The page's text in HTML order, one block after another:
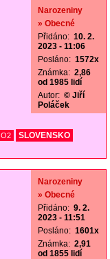
Narozeniny
» Obecné
Přidáno: 10. 2.
2023 - 11:06
Posláno: 1572x
Známka: 2,86
od 1985 lidí
Autor: © Jiří
Poláček
O2
SLOVENSKO
Narozeniny
» Obecné
Přidáno: 9. 2.
2023 - 11:51
Posláno: 1601x
Známka: 2,91
od 1855 lidí